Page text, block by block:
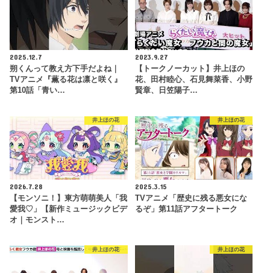
2025.12.7
朔くんって教え方下手だよね｜
TVアニメ『薫る花は凛と咲く』
第10話「青い…
2023.9.27
【トークノーカット】井上ほの
花、田村睦心、石見舞菜香、小野
賢章、日笠陽子…
井上ほの花
2026.7.28
【モンソニ！】東方萌萌美人「我
愛我♡」【新作ミュージックビデ
オ｜モンスト…
井上ほの花
2025.3.15
TVアニメ「歴史に残る悪女にな
るぞ」第11話アフタートーク
井上ほの花 井上ほの花